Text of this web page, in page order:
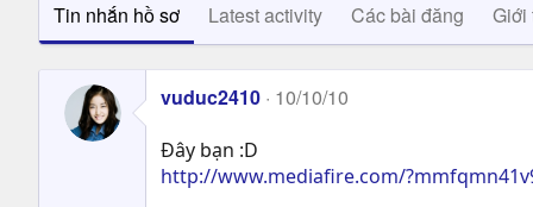
Tin nhắn hồ sơ Latest activity Các bài đăng Giới
vuduc2410 10/10/10
Đây bạn :D
http://www.mediafire.com/